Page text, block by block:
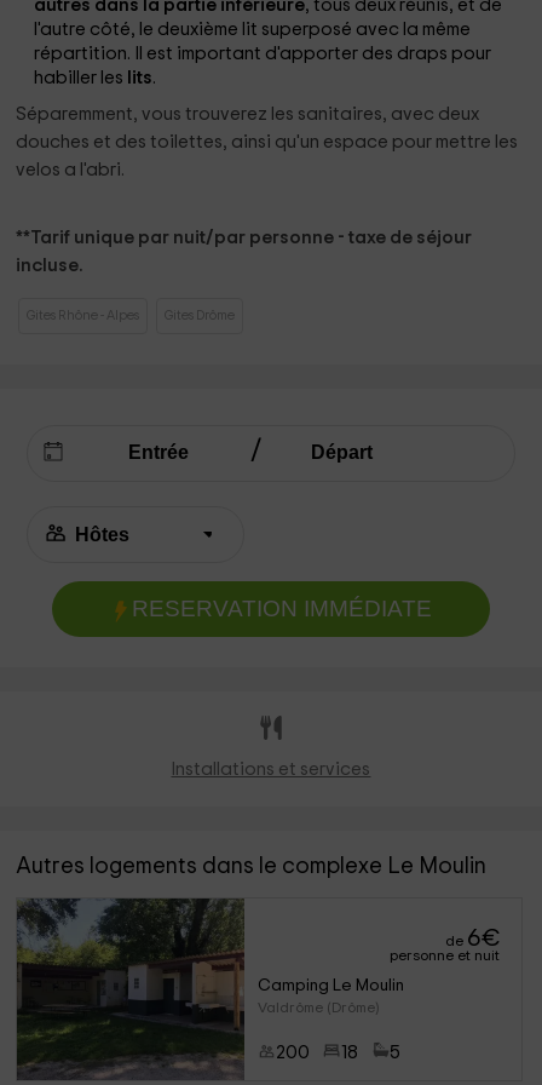
autres dans la partie inférieure, tous deux réunis, et de
l'autre côté, le deuxième lit superposé avec la même
répartition. Il est important d'apporter des draps pour
habiller les lits.
Séparemment, vous trouverez les sanitaires, avec deux
douches et des toilettes, ainsi qu'un espace pour mettre les
velos a l'abri.
**Tarif unique par nuit/par personne - taxe de séjour
incluse.
Gites Rhône - Alpes Gites Drôme
RESERVATION IMMÉDIATE
Installations et services
Autres logements dans le complexe Le Moulin
de 6€
personne et nuit
Camping Le Moulin
Valdrôme (Drôme)
200 18 5